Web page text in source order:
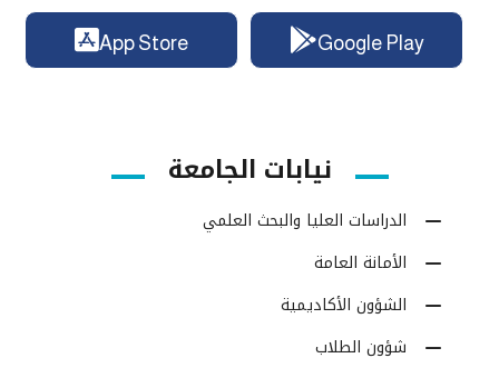
Google Play
App Store
نيابات الجامعة
الدراسات العليا والبحث العلمي
الأمانة العامة
الشؤون الأكاديمية
شؤون الطلاب